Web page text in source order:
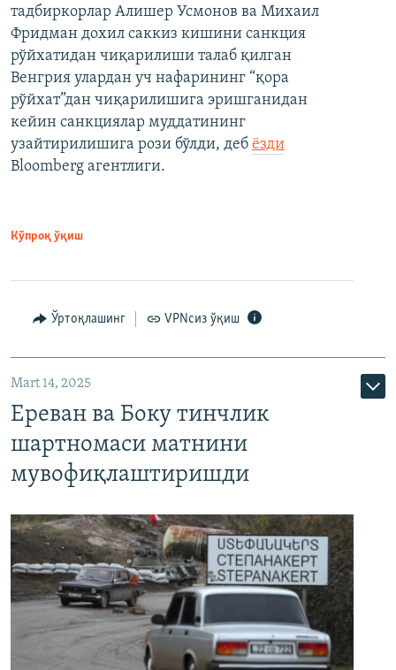
тадбиркорлар Алишер Усмонов ва Михаил
Фридман дохил саккиз кишини санкция
рўйхатидан чиқарилиши талаб қилган
Венгрия улардан уч нафарининг “қора
рўйхат”дан чиқарилишига эришганидан
кейин санкциялар муддатининг
узайтирилишига рози бўлди, деб ёзди
Bloomberg агентлиги.
Кўпроқ ўқиш
Ўртоқлашинг VPNсиз ўқиш
Mart 14, 2025
Ереван ва Боку тинчлик
шартномаси матнини
мувофиқлаштиришди